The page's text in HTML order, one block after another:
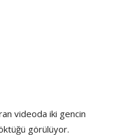
videoda iki gencin
görülüyor.